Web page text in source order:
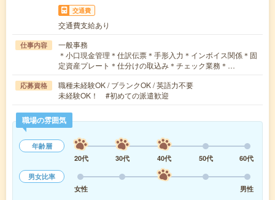
交通費
交通費支給あり
仕事内容
一般事務
＊小口現金管理＊仕訳伝票＊手形入力＊インボイス関係＊固
定資産プレート＊仕分けの取込み＊チェック業務＊…
応募資格
職種未経験OK / ブランクOK / 英語力不要
未経験OK！ #初めての派遣歓迎
職場の雰囲気
年齢層
20代
30代 40代 50代
60代
男女比率
女性
男性